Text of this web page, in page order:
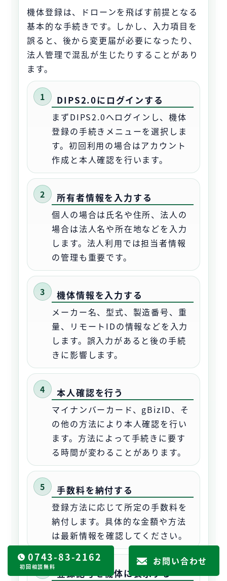
機体登録は、ドローンを飛ばす前提となる
基本的な手続きです。しかし、入力項目を
誤ると、後から変更届が必要になったり、
法人管理で混乱が生じたりすることがあり
ます。
DIPS2.0にログインする
まずDIPS2.0へログインし、機体
登録の手続きメニューを選択しま
す。初回利用の場合はアカウント
作成と本人確認を行います。
所有者情報を入力する
個人の場合は氏名や住所、法人の
場合は法人名や所在地などを入力
します。法人利用では担当者情報
の管理も重要です。
機体情報を入力する
メーカー名、型式、製造番号、重
量、リモートIDの情報などを入力
します。誤入力があると後の手続
きに影響します。
本人確認を行う
マイナンバーカード、gBizID、そ
の他の方法により本人確認を行い
ます。方法によって手続きに要す
る時間が変わることがあります。
手数料を納付する
登録方法に応じて所定の手数料を
納付します。具体的な金額や方法
は最新情報を確認してください。
登録記号を機体に表示する
0743-83-2162
初回相談無料 お問い合わせ